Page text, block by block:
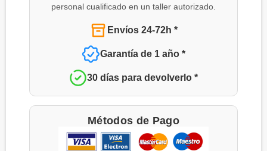
personal cualificado en un taller autorizado.
Envíos 24-72h *
Garantía de 1 año *
30 días para devolverlo *
Métodos de Pago